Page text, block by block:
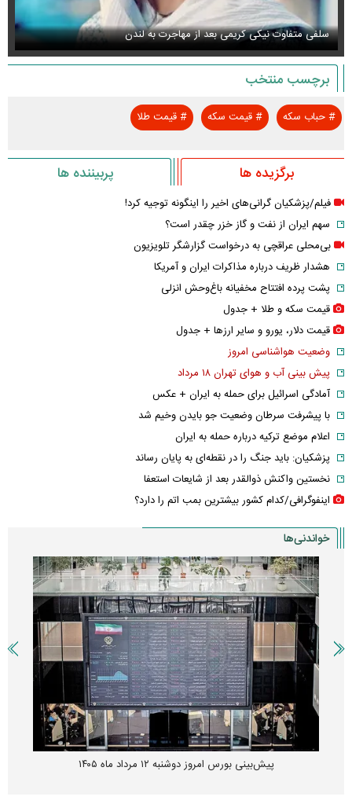
سلفی متفاوت نیکی کریمی بعد از مهاجرت به لندن
برچسب منتخب
#حباب سکه #قیمت سکه #قیمت طلا
برگزیده ها پربیننده ها
فیلم/پزشکیان گرانی‌های اخیر را اینگونه توجیه کرد!
سهم ایران از نفت و گاز خزر چقدر است؟
بی‌محلی عراقچی به درخواست گزارشگر تلویزیون
هشدار ظریف درباره مذاکرات ایران و آمریکا
پشت پرده افتتاح مخفیانه باغ‌وحش انزلی
قیمت سکه و طلا + جدول
قیمت دلار، یورو و سایر ارز‌ها + جدول
وضعیت هواشناسی امروز
پیش بینی آب و هوای تهران ۱۸ مرداد
آمادگی اسرائیل برای حمله به ایران + عکس
با پیشرفت سرطان وضعیت جو بایدن وخیم شد
اعلام موضع ترکیه درباره حمله به ایران
پزشکیان: باید جنگ را در نقطه‌ای به پایان رساند
نخستین واکنش ذوالقدر بعد از شایعات استعفا
اینفوگرافی/کدام کشور بیشترین بمب اتم را دارد؟
خواندنی‌ها
پیش‌بینی بورس امروز دوشنبه ۱۲ مرداد ماه ۱۴۰۵